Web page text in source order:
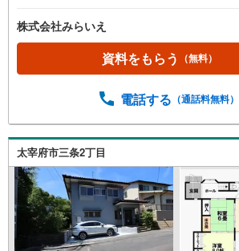
も活用できる半地下室を備えており
ます♪☆駐車スペースはゆとりの3台
客時やご家族で複数台所有の方にも
株式会社みらいえ
資料をもらう （無料）
電話する （通話料無料）
太宰府市三条2丁目